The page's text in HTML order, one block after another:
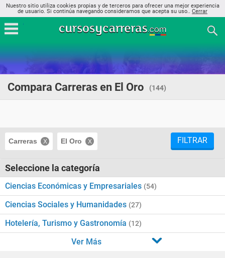
Nuestro sitio utiliza cookies propias y de terceros para ofrecer una mejor experiencia
de usuario. Si continúa navegando consideramos que acepta su uso.. Cerrar
Compara Carreras en El Oro (144)
Carreras El Oro FILTRAR
Seleccione la categoría
Ciencias Económicas y Empresariales (54)
Ciencias Sociales y Humanidades (27)
Hotelería, Turismo y Gastronomía (12)
Ver Más